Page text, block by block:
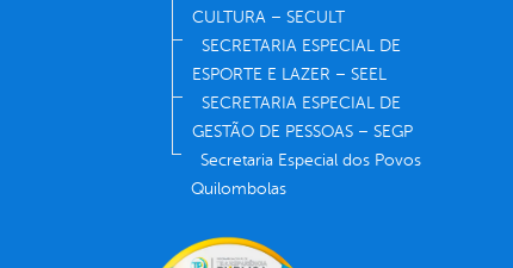
CULTURA – SECULT
SECRETARIA ESPECIAL DE
ESPORTE E LAZER – SEEL
SECRETARIA ESPECIAL DE
GESTÃO DE PESSOAS – SEGP
Secretaria Especial dos Povos
Quilombolas